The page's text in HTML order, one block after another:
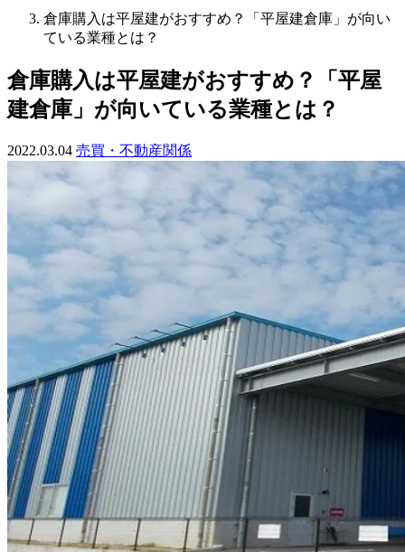
倉庫購入は平屋建がおすすめ？「平屋建倉庫」が向い
ている業種とは？
倉庫購入は平屋建がおすすめ？「平屋
建倉庫」が向いている業種とは？
2022.03.04 売買・不動産関係